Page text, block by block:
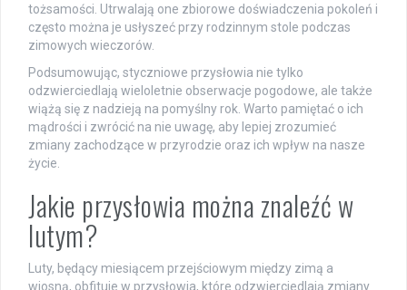
tożsamości. Utrwalają one zbiorowe doświadczenia pokoleń i
często można je usłyszeć przy rodzinnym stole podczas
zimowych wieczorów.
Podsumowując, styczniowe przysłowia nie tylko
odzwierciedlają wieloletnie obserwacje pogodowe, ale także
wiążą się z nadzieją na pomyślny rok. Warto pamiętać o ich
mądrości i zwrócić na nie uwagę, aby lepiej zrozumieć
zmiany zachodzące w przyrodzie oraz ich wpływ na nasze
życie.
Jakie przysłowia można znaleźć w
lutym?
Luty, będący miesiącem przejściowym między zimą a
wiosną, obfituje w przysłowia, które odzwierciedlają zmiany